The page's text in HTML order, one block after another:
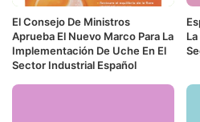
El Consejo De Ministros
Aprueba El Nuevo Marco Para La
Implementación De Uche En El
Sector Industrial Español